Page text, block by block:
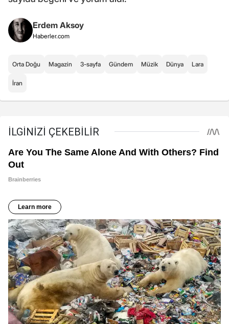
Erdem Aksoy
Haberler.com
Orta Doğu Magazin 3-sayfa Gündem Müzik Dünya Lara
İran